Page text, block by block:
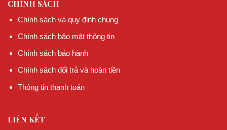
CHÍNH SÁCH
Chính sách và quy định chung
Chính sách bảo mật thông tin
Chính sách bảo hành
Chính sách đổi trả và hoàn tiền
Thông tin thanh toán
LIÊN KẾT